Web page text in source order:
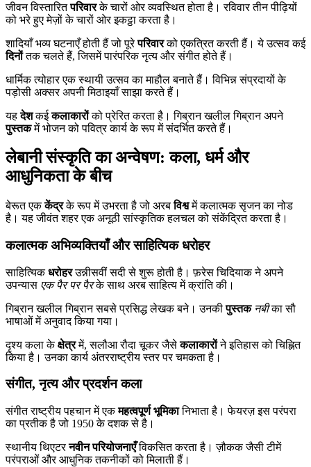
जीवन विस्तारितपरिवारके चारों ओर व्यवस्थित होता है। रविवार तीन पीढ़ियों
को भरे हुए मेज़ों के चारों ओर इकट्ठा करता है।
शादियाँ भव्य घटनाएँ होती हैं जो पूरेपरिवारको एकत्रित करती हैं। ये उत्सव कई
दिनोंतक चलते हैं, जिसमें पारंपरिक नृत्य और संगीत होते हैं।
धार्मिक त्योहार एक स्थायी उत्सव का माहौल बनाते हैं। विभिन्न संप्रदायों के
पड़ोसी अक्सर अपनी मिठाइयाँ साझा करते हैं।
यहदेशकईकलाकारोंको प्रेरित करता है। गिब्रान खलील गिब्रान अपने
पुस्तकमें भोजन को पवित्र कार्य के रूप में संदर्भित करते हैं।
लेबानी संस्कृति का अन्वेषण: कला, धर्म और
आधुनिकता के बीच
बेरूत एककेंद्रके रूप में उभरता है जो अरबविश्वमें कलात्मक सृजन का नोड
है। यह जीवंत शहर एक अनूठी सांस्कृतिक हलचल को संकेंद्रित करता है।
कलात्मक अभिव्यक्तियाँ और साहित्यिक धरोहर
साहित्यिकधरोहरउन्नीसवीं सदी से शुरू होती है। फ़रेस चिदियाक ने अपने
उपन्यास एक पैर पर पैरके साथ अरब साहित्य में क्रांति की।
गिब्रान खलील गिब्रान सबसे प्रसिद्ध लेखक बने। उनकीपुस्तक नबीका सौ
भाषाओं में अनुवाद किया गया।
दृश्य कला केक्षेत्रमें, सलौआ रौदा चूकर जैसेकलाकारोंने इतिहास को चिह्नित
किया है। उनका कार्य अंतरराष्ट्रीय स्तर पर चमकता है।
संगीत, नृत्य और प्रदर्शन कला
संगीत राष्ट्रीय पहचान में एकमहत्वपूर्ण भूमिकानिभाता है। फेयरज़ इस परंपरा
का प्रतीक है जो 1950 के दशक से है।
स्थानीय थिएटरनवीन परियोजनाएँविकसित करता है। ज़ौकक जैसी टीमें
परंपराओं और आधुनिक तकनीकों को मिलाती हैं।